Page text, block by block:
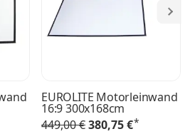
EUROLITE Motorleinwand
16:9 300x168cm
449,00 €380,75 €*